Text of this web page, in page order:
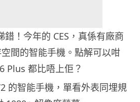
錯！今年的 CES，真係有廠商
間的智能手機。點解可以咁
Plus 都比唔上佢？
的智能手機，單看外表同埋規